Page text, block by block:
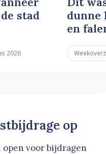
stad
2026
dunne
en
op
open voor bijdragen